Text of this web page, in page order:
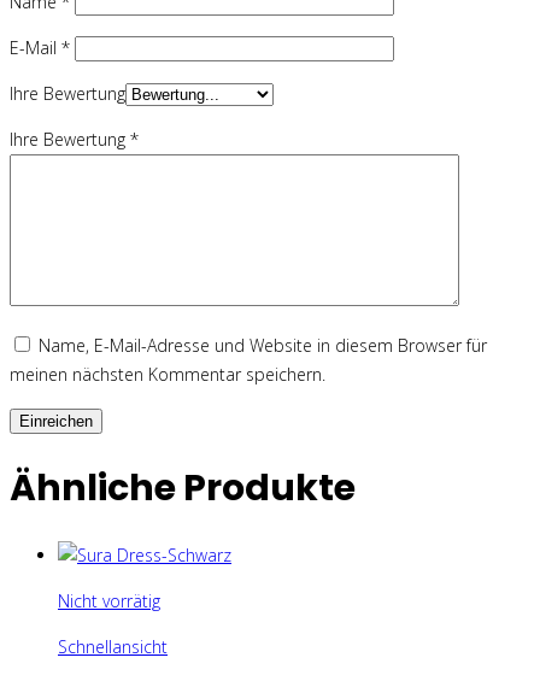
E-Mail *
Ihre Bewertung
Ihre Bewertung *
Name, E-Mail-Adresse und Website in diesem Browser für
meinen nächsten Kommentar speichern.
Ähnliche Produkte
Nicht vorrätig
Schnellansicht